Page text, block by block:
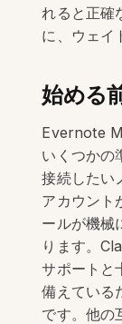
れると正確
に、ウェイ
始める
Evernote
いくつかの
接続したい
アカウント
ールが機械
ります。
サポートと
備えている
です。他の